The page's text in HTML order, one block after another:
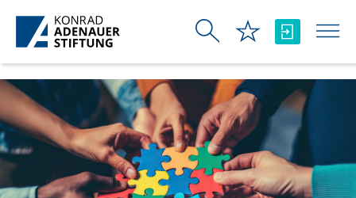
Skip to Main Content